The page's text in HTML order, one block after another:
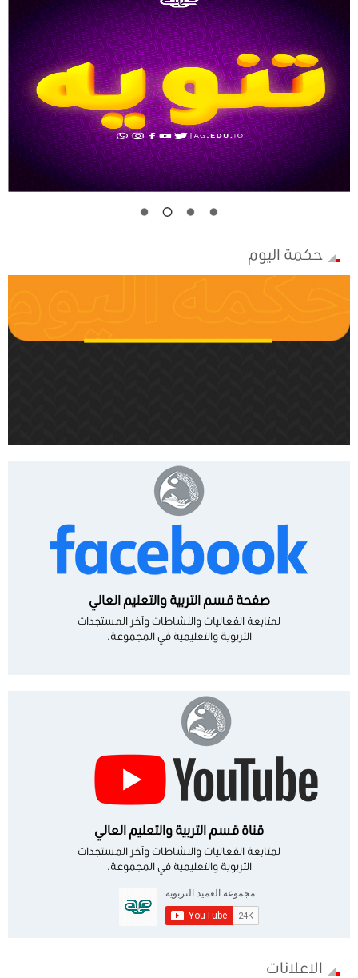
حكمة اليوم
صفحة قسم التربية والتعليم العالي
لمتابعة الفعاليات والنشاطات وآخر المستجدات
التربوية والتعليمية في المجموعة.
قناة قسم التربية والتعليم العالي
لمتابعة الفعاليات والنشاطات وآخر المستجدات
التربوية والتعليمية في المجموعة.
الاعلانات